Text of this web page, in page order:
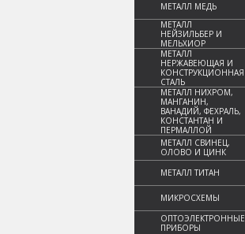
МЕТАЛЛ МЕДЬ
МЕТАЛЛ
НЕЙЗИЛЬБЕР И
МЕЛЬХИОР
МЕТАЛЛ
НЕРЖАВЕЮЩАЯ И
КОНСТРУКЦИОННАЯ
СТАЛЬ
МЕТАЛЛ НИХРОМ,
МАНГАНИН,
ВАНАДИЙ, ФЕХРАЛЬ,
КОНСТАНТАН И
ПЕРМАЛЛОЙ
МЕТАЛЛ СВИНЕЦ,
ОЛОВО И ЦИНК
МЕТАЛЛ ТИТАН
МИКРОСХЕМЫ
ОПТОЭЛЕКТРОННЫЕ
ПРИБОРЫ